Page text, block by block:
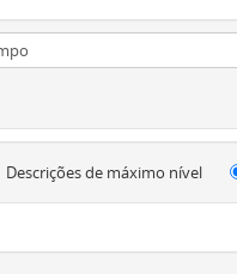
Descrições de máximo nível